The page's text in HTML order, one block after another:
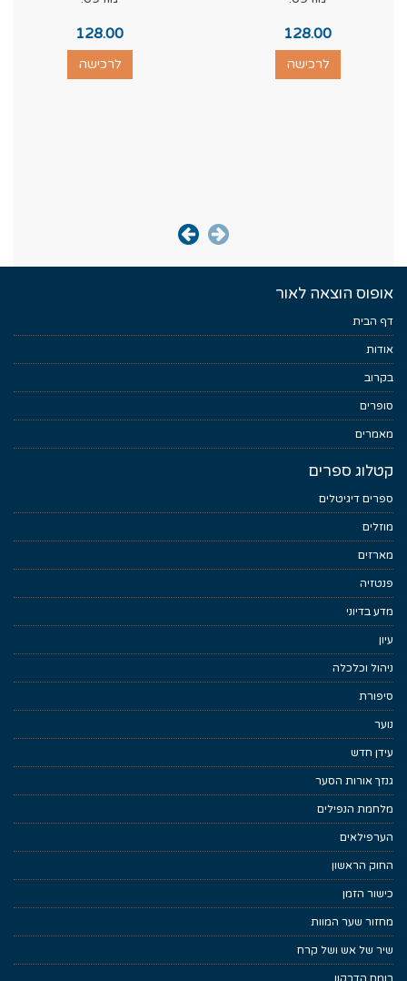
128.00
לרכישה
128.00
לרכישה
אופוס הוצאה לאור
דף הבית
אודות
בקרוב
סופרים
מאמרים
קטלוג ספרים
ספרים דיגיטלים
מוזלים
מארזים
פנטזיה
מדע בדיוני
עיון
ניהול וכלכלה
סיפורת
נוער
עידן חדש
גנזך אורות הסער
מלחמת הנפילים
הערפילאים
החוק הראשון
כישור הזמן
מחזור שער המוות
שיר של אש ושל קרח
רומח הדרקון